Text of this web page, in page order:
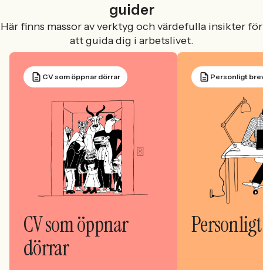
guider
Här finns massor av verktyg och värdefulla insikter för
att guida dig i arbetslivet.
CV som öppnar dörrar
CV som öppnar
dörrar
Personligt